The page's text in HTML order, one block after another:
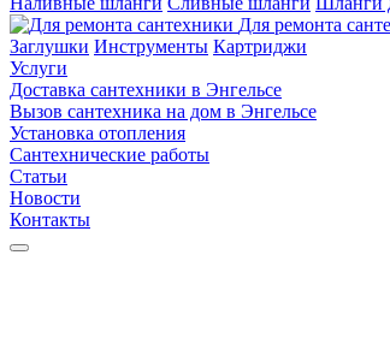
Для ремонта
Заглушки Инструменты Картриджи
Услуги
Доставка сантехники в Энгельсе
Вызов сантехника на дом в Энгельсе
Установка отопления
Сантехнические работы
Статьи
Новости
Контакты